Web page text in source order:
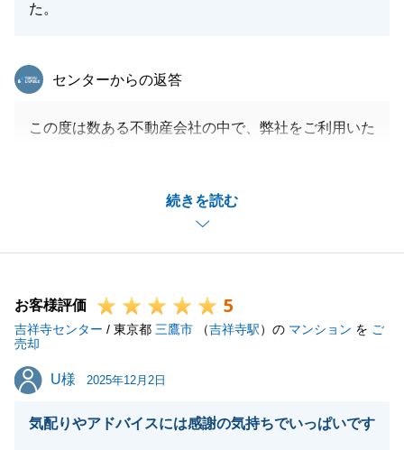
た。
続きを読む
東急リバブル
センターからの返答
この度は数ある不動産会社の中で、弊社をご利用いた
H様のお買い換え活動をご一緒させていただけたこと
で、私がサポートするどころかかえって多くの学びを
H様より全面的なご協力をいただきスムーズなお取引
をすることが出来ました。
ご評価いただきました点につきましては、今後の励み
とし営業活動に活かして参ります。
ば幸いでございます。
お客様評価 5
吉祥寺センター / 東京都 三鷹市 （吉祥寺駅）の マンション を ご
売却
U様
U様 2025年12月2日
気配りやアドバイスには感謝の気持ちでいっぱいです